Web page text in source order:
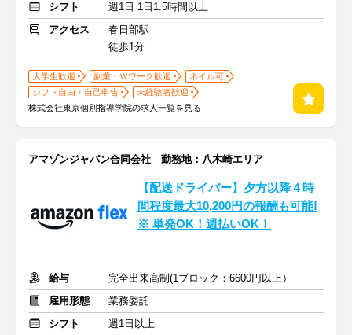
シフト
週1日 1日1.5時間以上
アクセス
春日部駅
徒歩1分
大学生歓迎 副業・Ｗワーク歓迎
ネイル可
シフト自由・自己申告
未経験者歓迎
株式会社東京個別指導学院の求人一覧を見る
アマゾンジャパン合同会社 勤務地：八木崎エリア
【配送ドライバー】夕方以降４時
間程度最大10,200円の報酬も可能!
※ 単発OK！週払いOK！
給与
完全出来高制(1ブロック：6600円以上）
雇用形態
業務委託
シフト
週1日以上